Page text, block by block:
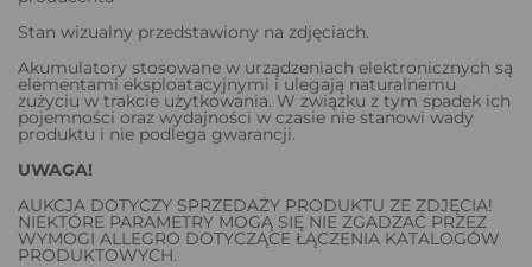
Stan wizualny przedstawiony na zdjęciach.
Akumulatory stosowane w urządzeniach elektronicznych są
elementami eksploatacyjnymi i ulegają naturalnemu
zużyciu w trakcie użytkowania. W związku z tym spadek ich
pojemności oraz wydajności w czasie nie stanowi wady
produktu i nie podlega gwarancji.
UWAGA!
AUKCJA DOTYCZY SPRZEDAŻY PRODUKTU ZE ZDJĘCIA!
NIEKTÓRE PARAMETRY MOGĄ SIĘ NIE ZGADZAĆ PRZEZ
WYMOGI ALLEGRO DOTYCZĄCE ŁĄCZENIA KATALOGÓW
PRODUKTOWYCH.